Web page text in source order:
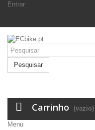
Entrar
Pesquisar
Carrinho (vazio)
Menu